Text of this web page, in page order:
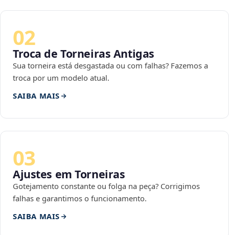
02
Troca de Torneiras Antigas
Sua torneira está desgastada ou com falhas? Fazemos a
troca por um modelo atual.
SAIBA MAIS
03
Ajustes em Torneiras
Gotejamento constante ou folga na peça? Corrigimos
falhas e garantimos o funcionamento.
SAIBA MAIS